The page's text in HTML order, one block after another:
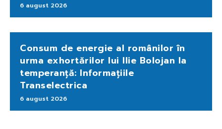
6 august 2026
Consum de energie al românilor în
urma exhortărilor lui Ilie Bolojan la
temperanță: Informațiile
Transelectrica
6 august 2026